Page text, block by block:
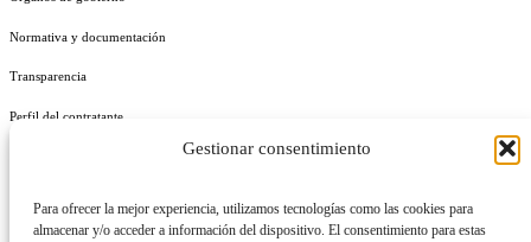
Gestionar consentimiento
Para ofrecer la mejor experiencia, utilizamos tecnologías como las cookies para
almacenar y/o acceder a información del dispositivo. El consentimiento para estas
Normativa y documentación
Transparencia
Perfil del contratante